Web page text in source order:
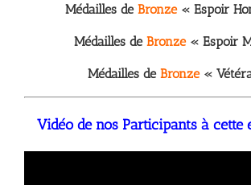
Médailles de Bronze« Espoir
Médailles de Bronze« Espoir
Médailles de Bronze«
Vidéo de nos Participants à cette